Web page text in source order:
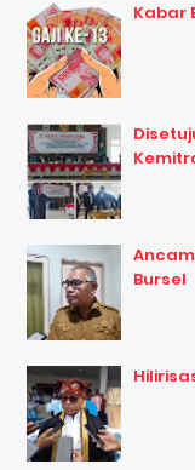
Kabar
Bursel